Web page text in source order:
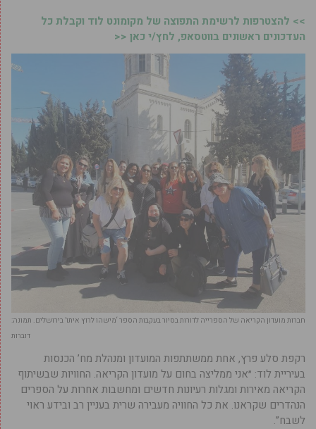
>> להצטרפות לרשימת התפוצה של מקומונט לוד וקבלת כל
העדכונים ראשונים בווטסאפ, לחץ/י כאן <<
חברות מועדון הקריאה של הספרייה לדורות בסיור בעקבות הספר ‘מישהו לרוץ איתו’ בירושלים. תמונה:
דוברות
רקפת סלע פרץ, אחת ממשתתפות המועדון ומנהלת מח’ הכנסות
בעיריית לוד: ״אני ממליצה בחום על מועדון הקריאה. החוויות שבשיתוף
הקריאה מאירות ומגלות רעיונות חדשים ומחשבות אחרות על הספרים
הנהדרים שקראנו. את כל החוויה מעבירה שרית בעניין רב ובידע ראוי
לשבח”.